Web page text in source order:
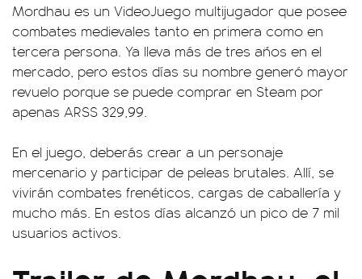
Mordhau es un VideoJuego multijugador que posee
combates medievales tanto en primera como en
tercera persona. Ya lleva más de tres años en el
mercado, pero estos días su nombre generó mayor
revuelo porque se puede comprar en Steam por
apenas ARS$ 329,99.
En el juego, deberás crear a un personaje
mercenario y participar de peleas brutales. Allí, se
vivirán combates frenéticos, cargas de caballería y
mucho más. En estos días alcanzó un pico de 7 mil
usuarios activos.